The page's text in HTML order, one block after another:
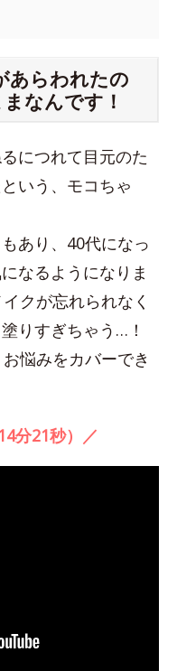
あらわれたの
なんです！
につれて目元のた
いう、モコちゃ
あり、40代になっ
なるようになりま
クが忘れられなく
りすぎちゃう…！
悩みをカバーでき
分21秒）／